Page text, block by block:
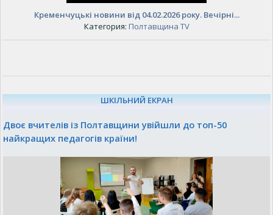
Кременчуцькі новини від 04.02.2026 року. Вечірні...
Категория: Полтавщина TV
ШКІЛЬНИЙ ЕКРАН
Двоє вчителів із Полтавщини увійшли до топ-50
найкращих педагогів країни!